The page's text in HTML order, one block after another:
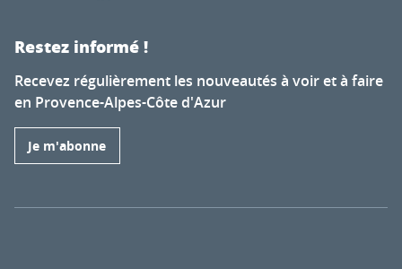
Restez informé !
Recevez régulièrement les nouveautés à voir et à faire
en Provence-Alpes-Côte d'Azur
Je m'abonne